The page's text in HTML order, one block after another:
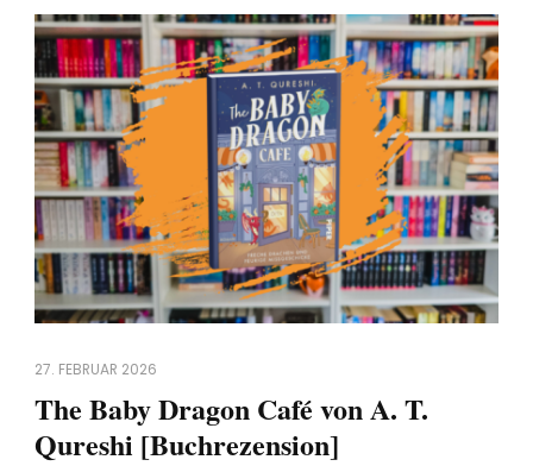
27. FEBRUAR 2026
The Baby Dragon Café von A. T.
Qureshi [Buchrezension]